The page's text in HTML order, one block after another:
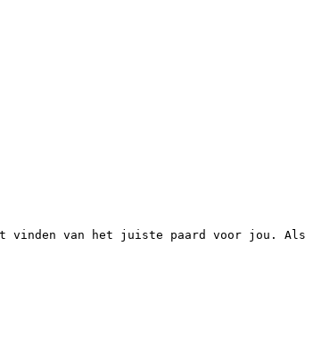
vinden van het juiste paard voor jou.